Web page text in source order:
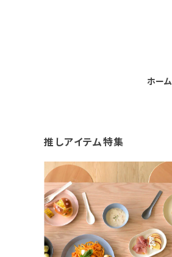
ホーム
推しアイテム特集